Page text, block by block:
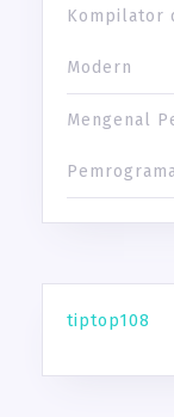
Kompilator
Modern
Mengenal
tiptop108